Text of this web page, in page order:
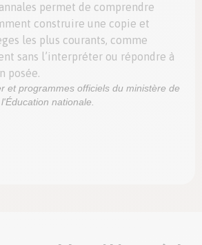
permet de comprendre
construire une copie et
les plus courants, comme
sans l’interpréter ou répondre à
posée.
et programmes officiels du ministère de
l'Éducation nationale.